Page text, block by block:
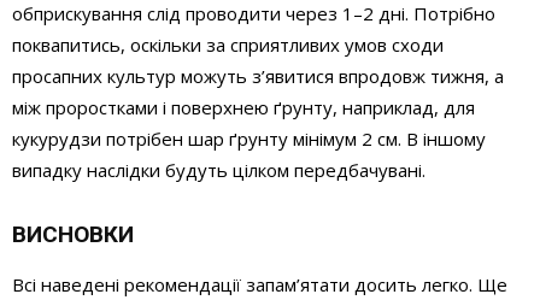
обприскування слід проводити через 1–2 дні. Потрібно
поквапитись, оскільки за сприятливих умов сходи
просапних культур можуть з’явитися впродовж тижня, а
між проростками і поверхнею ґрунту, наприклад, для
кукурудзи потрібен шар ґрунту мінімум 2 см. В іншому
випадку наслідки будуть цілком передбачувані.
ВИСНОВКИ
Всі наведені рекомендації запам’ятати досить легко. Ще